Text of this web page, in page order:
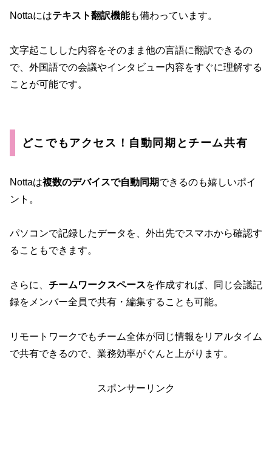
Nottaにはテキスト翻訳機能も備わっています。
文字起こしした内容をそのまま他の言語に翻訳できるの
で、外国語での会議やインタビュー内容をすぐに理解する
ことが可能です。
どこでもアクセス！自動同期とチーム共有
Nottaは複数のデバイスで自動同期できるのも嬉しいポイ
ント。
パソコンで記録したデータを、外出先でスマホから確認す
ることもできます。
さらに、 チームワークスペースを作成すれば、同じ会議記
録をメンバー全員で共有・編集することも可能。
リモートワークでもチーム全体が同じ情報をリアルタイム
で共有できるので、業務効率がぐんと上がります。
スポンサーリンク